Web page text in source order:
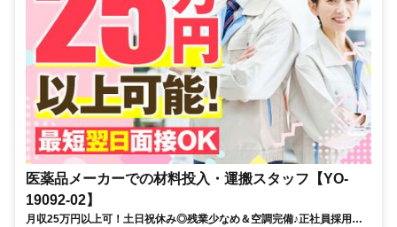
医薬品メーカーでの材料投入・運搬スタッフ【YO-
19092-02】
月収25万円以上可！土日祝休み◎残業少なめ＆空調完備♪正社員採用で